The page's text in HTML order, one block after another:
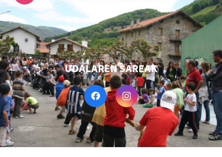
UDALAREN SAREAK